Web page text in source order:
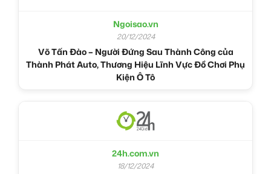
Ngoisao.vn
20/12/2024
Võ Tấn Đào – Người Đứng Sau Thành Công của
Thành Phát Auto, Thương Hiệu Lĩnh Vực Đồ Chơi Phụ
Kiện Ô Tô
24h.com.vn
18/12/2024